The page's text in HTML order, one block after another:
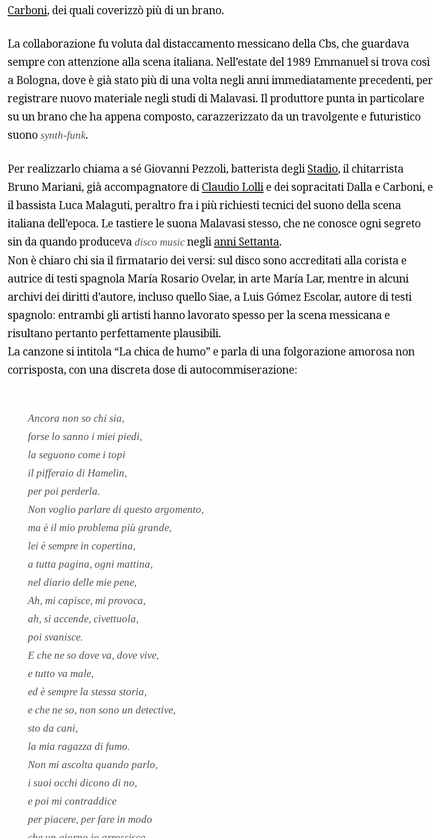
Carboni, dei quali coverizzò più di un brano.
La collaborazione fu voluta dal distaccamento messicano della Cbs, che guardava
sempre con attenzione alla scena italiana. Nell’estate del 1989 Emmanuel si trova così
a Bologna, dove è già stato più di una volta negli anni immediatamente precedenti, per
registrare nuovo materiale negli studi di Malavasi. Il produttore punta in particolare
su un brano che ha appena composto, carazzerizzato da un travolgente e futuristico
suono synth-funk.
Per realizzarlo chiama a sé Giovanni Pezzoli, batterista degli Stadio, il chitarrista
Bruno Mariani, già accompagnatore di Claudio Lolli e dei sopracitati Dalla e Carboni, e
il bassista Luca Malaguti, peraltro fra i più richiesti tecnici del suono della scena
italiana dell’epoca. Le tastiere le suona Malavasi stesso, che ne conosce ogni segreto
sin da quando produceva disco music negli anni Settanta.
Non è chiaro chi sia il firmatario dei versi: sul disco sono accreditati alla corista e
autrice di testi spagnola María Rosario Ovelar, in arte María Lar, mentre in alcuni
archivi dei diritti d’autore, incluso quello Siae, a Luis Gómez Escolar, autore di testi
spagnolo: entrambi gli artisti hanno lavorato spesso per la scena messicana e
risultano pertanto perfettamente plausibili.
La canzone si intitola “La chica de humo” e parla di una folgorazione amorosa non
corrisposta, con una discreta dose di autocommiserazione:
Ancora non so chi sia,
forse lo sanno i miei piedi,
la seguono come i topi
il pifferaio di Hamelin,
per poi perderla.
Non voglio parlare di questo argomento,
ma è il mio problema più grande,
lei è sempre in copertina,
a tutta pagina, ogni mattina,
nel diario delle mie pene,
Ah, mi capisce, mi provoca,
ah, si accende, civettuola,
poi svanisce.
E che ne so dove va, dove vive,
e tutto va male,
ed è sempre la stessa storia,
e che ne so, non sono un detective,
sto da cani,
la mia ragazza di fumo.
Non mi ascolta quando parlo,
i suoi occhi dicono di no,
e poi mi contraddice
per piacere, per fare in modo